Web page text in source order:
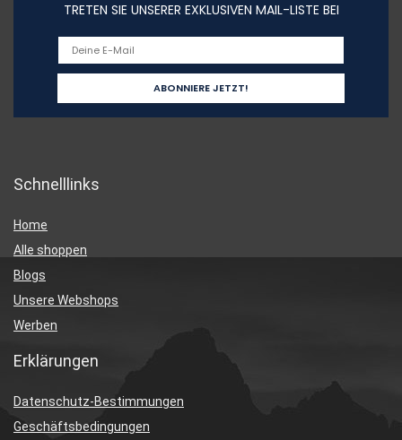
TRETEN SIE UNSERER EXKLUSIVEN MAIL-LISTE BEI
Schnelllinks
Home
Alle shoppen
Blogs
Unsere Webshops
Werben
Erklärungen
Datenschutz-Bestimmungen
Geschäftsbedingungen